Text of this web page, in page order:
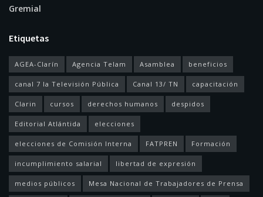
Gremial
Etiquetas
AGEA-Clarín Agencia Telam Asamblea beneficios
canal 7 la Televisión Pública Canal 13/ TN capacitación
Clarin cursos derechos humanos despidos
Editorial Atlántida elecciones
elecciones de Comisión Interna FATPREN Formación
incumplimiento salarial libertad de expresión
medios públicos Mesa Nacional de Trabajadores de Prensa